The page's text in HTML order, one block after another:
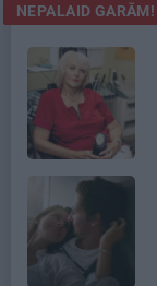
NEPALAID GARĀM!